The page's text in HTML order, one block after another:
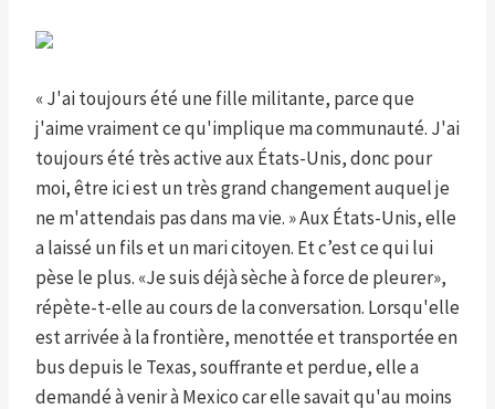
« J'ai toujours été une fille militante, parce que
j'aime vraiment ce qu'implique ma communauté. J'ai
toujours été très active aux États-Unis, donc pour
moi, être ici est un très grand changement auquel je
ne m'attendais pas dans ma vie. » Aux États-Unis, elle
a laissé un fils et un mari citoyen. Et c’est ce qui lui
pèse le plus. «Je suis déjà sèche à force de pleurer»,
répète-t-elle au cours de la conversation. Lorsqu'elle
est arrivée à la frontière, menottée et transportée en
bus depuis le Texas, souffrante et perdue, elle a
demandé à venir à Mexico car elle savait qu'au moins